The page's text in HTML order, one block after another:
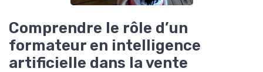
Comprendre le rôle d’un
formateur en intelligence
artificielle dans la vente